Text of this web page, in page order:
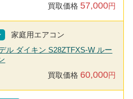
買取価格 57,000円
家庭用エアコン
ル ダイキン S28ZTFXS-W ルー
買取価格 60,000円